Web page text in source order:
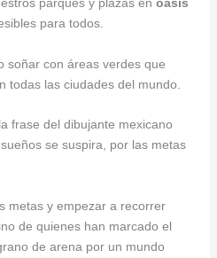
parques y plazas en oasis
para todos.
soñar con áreas verdes que
todas las ciudades del mundo.
frase del dibujante mexicano
se suspira, por las metas
metas y empezar a recorrer
de quienes han marcado el
de arena por un mundo